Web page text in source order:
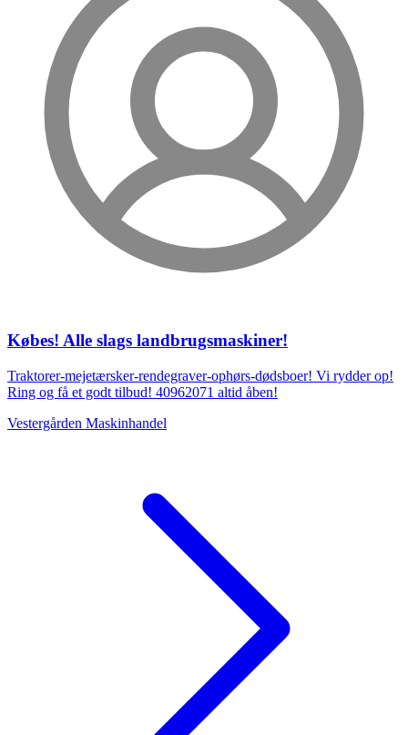
Købes! Alle slags landbrugsmaskiner!
Traktorer-mejetærsker-rendegraver-ophørs-dødsboer! Vi rydder op!
Ring og få et godt tilbud! 40962071 altid åben!
Vestergården Maskinhandel